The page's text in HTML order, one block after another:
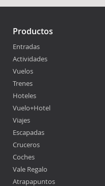
Productos
Entradas
Actividades
Vuelos
Trenes
Hoteles
Vuelo+Hotel
Viajes
Escapadas
Cruceros
Coches
Vale Regalo
Atrapapuntos